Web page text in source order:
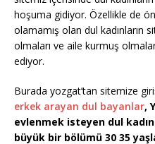
hoşuma gidiyor. Özellikle de
olamamış olan dul kadınların
olmaları ve aile kurmuş
ediyor.
Burada yozgat’tan sitemize
erkek arayan dul bayanlar,
evlenmek isteyen dul
büyük bir bölümü 30 35